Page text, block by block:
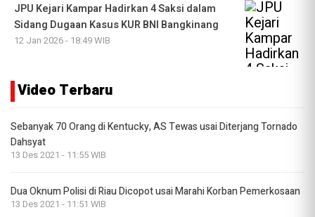
JPU Kejari Kampar Hadirkan 4 Saksi dalam
Sidang Dugaan Kasus KUR BNI Bangkinang
12 Jan 2026 - 18:49 WIB
Video Terbaru
Sebanyak 70 Orang di Kentucky, AS Tewas usai Diterjang Tornado
Dahsyat
13 Des 2021 - 11:55 WIB
Dua Oknum Polisi di Riau Dicopot usai Marahi Korban Pemerkosaan
13 Des 2021 - 11:51 WIB